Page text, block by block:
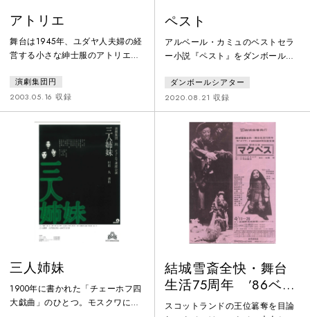
アトリエ
舞台は1945年、ユダヤ人夫婦の経
営する小さな紳士服のアトリエ。
女、アメリカ兵を恋人に持つ女、
二人の子どもを抱えて働く女、警
察官を夫に持つ女、結婚して新し
い人生を歩み始める女……。みな
が貧しい中で助け合いながら、け
なげに生きようとしているのだっ
た。「この戯曲は私の母のため
に、また多くの縫製室で私が出会
った、泣いたり笑ったりしている
すべての人々のために書いたもの
である」
演劇集団円
2003.05.16 収録
ペスト
アルベール・カミュのベストセラ
ー小説『ペスト』をダンボールシ
ジェリアの港町オランにペストが
蔓延し、都市が閉鎖される中、
人々が絶望の中で生きる姿を描い
た物語です。パンデミックによっ
て大きく変化してしまった世の
中。不安に駆られる日々を過ごす
人々は、何を選択し、どう生きて
いくことができるのか。今や誰も
が共感するこの作品を、コロナ禍
に無観客公演にて上演し、映像に
収めました。
ダンボールシアター
2020.08.21 収録
三人姉妹
1900年に書かれた「チェーホフ四
大戯曲」のひとつ。モスクワに戻
結城雪斎全快・舞台
生活75周年 ’86ベオ
グラード国際演劇祭
スコットランドの王位簒奪を目論